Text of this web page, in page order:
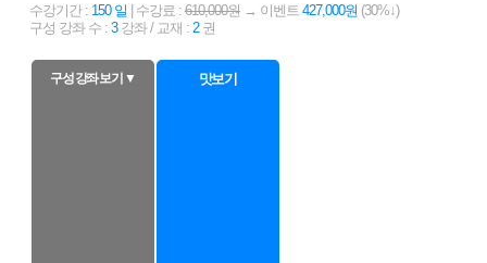
수강기간 : 150 일 | 수강료 : 610,000원→ 이벤트 427,000원 (30%↓)
구성 강좌 수 : 3 강좌 / 교재 : 2 권
구성 강좌 보기 ▼ 맛보기